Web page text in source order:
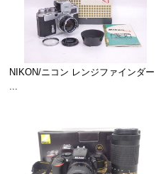
NIKON/ニコン レンジファインダー